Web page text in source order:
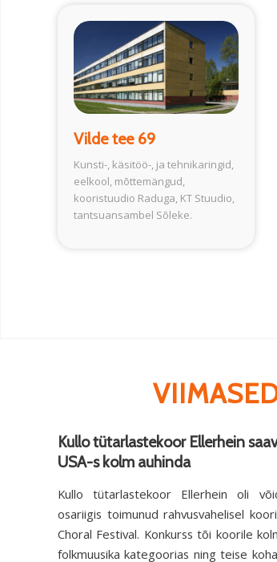
Vilde tee 69
Kunsti-, käsitöö-, ja tehnikaringid,
eelkool, mõttemängud,
kooristuudio Raduga, KT Stuudio,
tantsuansambel Sõleke.
Kullo tütarlastekoor Ellerhein
USA-s kolm auhinda
Kullo tütarlastekoor Ellerhein oli
osariigis toimunud rahvusvahelisel
Choral Festival. Konkurss tõi koorile
folkmuusika kategoorias ning teise